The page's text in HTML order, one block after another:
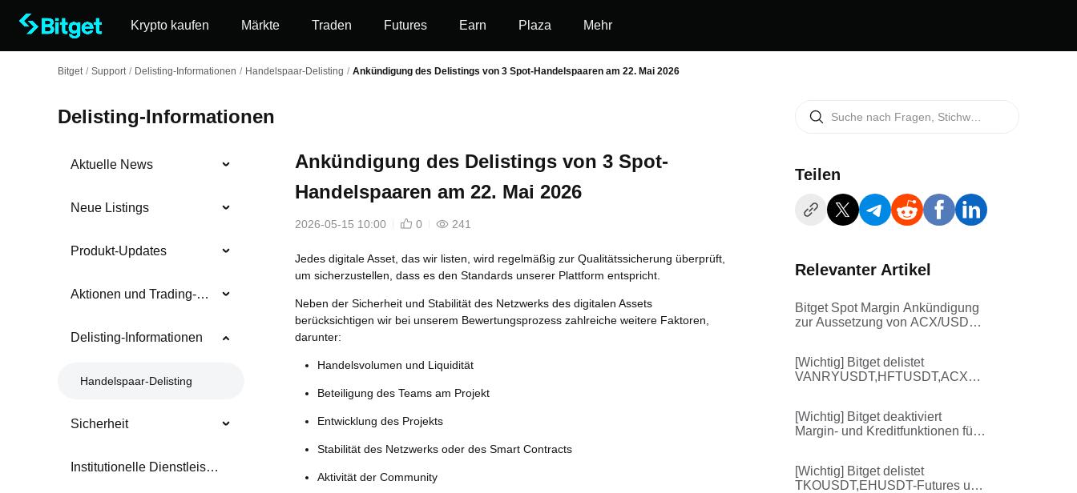
Krypto kaufen Märkte Traden Futures Earn Plaza Mehr
Bitget / Support / Delisting-Informationen / Handelspaar-Delisting / Ankündigung des Delistings von 3 Spot-Handelspaaren am 22. Mai 2026
Delisting-Informationen
Aktuelle News
Neue Listings
Produkt-Updates
Aktionen und Trading-Wettbewerbe
Delisting-Informationen
Handelspaar-Delisting
Sicherheit
Institutionelle Dienstleistungen
Ankündigung des Delistings von 3 Spot-
Handelspaaren am 22. Mai 2026
2026-05-15 10:00 0 241
Jedes digitale Asset, das wir listen, wird regelmäßig zur Qualitätssicherung überprüft,
um sicherzustellen, dass es den Standards unserer Plattform entspricht.
Neben der Sicherheit und Stabilität des Netzwerks des digitalen Assets
berücksichtigen wir bei unserem Bewertungsprozess zahlreiche weitere Faktoren,
darunter:
Handelsvolumen und Liquidität
Beteiligung des Teams am Projekt
Entwicklung des Projekts
Stabilität des Netzwerks oder des Smart Contracts
Aktivität der Community
Teilen
Relevanter Artikel
Bitget Spot Margin Ankündigung
zur Aussetzung von ACX/USDT,
[Wichtig] Bitget delistet
VANRYUSDT,HFTUSDT,ACXUS
[Wichtig] Bitget deaktiviert
Margin- und Kreditfunktionen für
[Wichtig] Bitget delistet
TKOUSDT,EHUSDT-Futures und